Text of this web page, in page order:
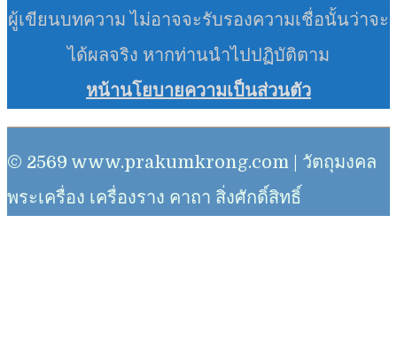
ผู้เขียนบทความ ไม่อาจจะรับรองความเชื่อนั้นว่าจะ
ได้ผลจริง หากท่านนำไปปฏิบัติตาม
หน้านโยบายความเป็นส่วนตัว
© 2569 www.prakumkrong.com | วัตถุมงคล
พระเครื่อง เครื่องราง คาถา สิ่งศักดิ์สิทธิ์